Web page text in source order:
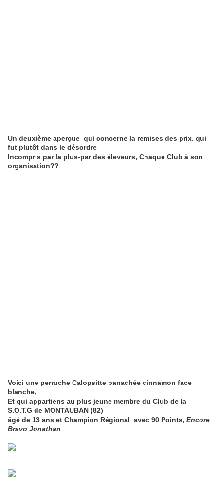
Un deuxième aperçue qui concerne la remises des prix, qui
fut plutôt dans le désordre
Incompris par la plus-par des éleveurs, Chaque Club à son
organisation??
Voici une perruche Calopsitte panachée cinnamon face
blanche,
Et qui appartiens au plus jeune membre du Club de la
S.O.T.G de MONTAUBAN (82)
âgé de 13 ans et Champion Régional avec 90 Points, Encore
Bravo Jonathan